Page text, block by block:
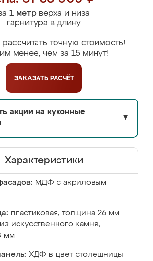
1 метрверха и низа
гарнитура в длину
точную стоимость!
менее, чем за 15 минут!
ЗАКАЗАТЬ РАСЧЁТ
акции на кухонные
▼
Характеристики
МДФ с акриловым
пластиковая, толщина 26 мм
искусственного камня,
мм
ХДФ в цвет столешницы